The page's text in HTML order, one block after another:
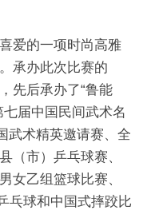
爱的一项时尚高雅
承办此次比赛的
先后承办了“鲁能
届中国民间武术名
武术精英邀请赛、全
（市）乒乓球赛、
女乙组篮球比赛、
乓球和中国式摔跤比